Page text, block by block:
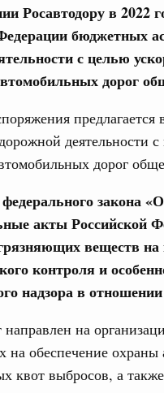
Росавтодору в 2022
бюджетных
с целью
дорог
деятельности
дорог
закона
акты Российской
веществ
контроля и
надзора в
направлен на
на обеспечение
квот выбросов, а
воскресенье
переговоры с Премьер-
Республики Сонсаем
июня, четверг
11 июня 2026 года
июня, среда
3 июня 2026 года
понедельник
Правительства
литературы
мая, четверг